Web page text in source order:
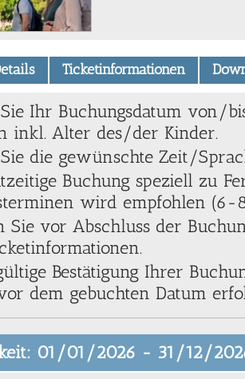
Ticketinformationen
Ihr Buchungsdatum von/
inkl. Alter des/der Kinder.
die gewünschte Zeit/
Buchung speziell zu
wird empfohlen (6-
Sie vor Abschluss der
Bestätigung Ihrer
dem gebuchten Datum
01/01/2026 - 31/12/